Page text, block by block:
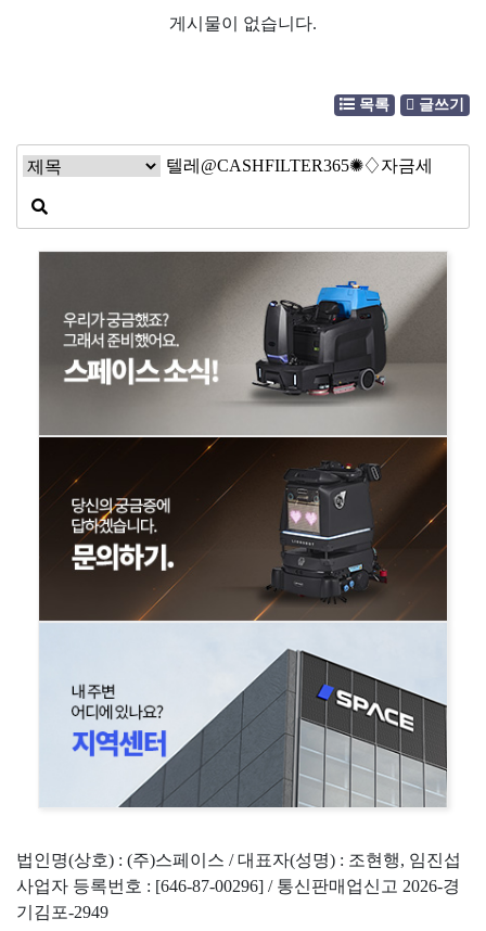
게시물이 없습니다.
목록 글쓰기
법인명(상호) : (주)스페이스 / 대표자(성명) : 조현행, 임진섭
사업자 등록번호 : [646-87-00296] / 통신판매업신고 2026-경
기김포-2949